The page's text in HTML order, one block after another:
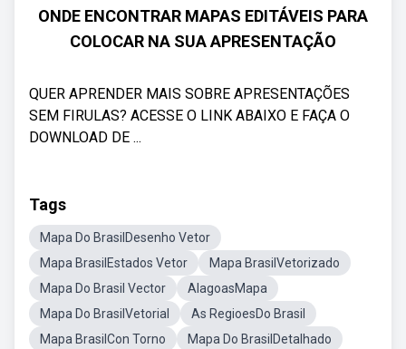
ONDE ENCONTRAR MAPAS EDITÁVEIS PARA
COLOCAR NA SUA APRESENTAÇÃO
QUER APRENDER MAIS SOBRE APRESENTAÇÕES
SEM FIRULAS? ACESSE O LINK ABAIXO E FAÇA O
DOWNLOAD DE ...
Tags
Mapa Do BrasilDesenho Vetor
Mapa BrasilEstados Vetor
Mapa BrasilVetorizado
Mapa Do Brasil Vector
AlagoasMapa
Mapa Do BrasilVetorial
As RegioesDo Brasil
Mapa BrasilCon Torno
Mapa Do BrasilDetalhado